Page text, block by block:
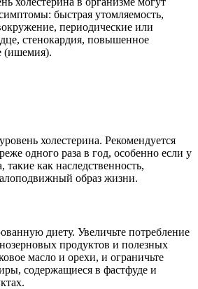
быстрая утомляемость,
периодические или
стенокардия, повышенное
(ишемия).
холестерина. Рекомендуется
одного раза в год, особенно если у
такие как наследственность,
образ жизни.
диету. Увеличьте потребление
продуктов и полезных
масло и орехи, и ограничьте
содержащиеся в фастфуде и